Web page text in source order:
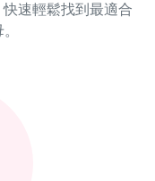
速輕鬆找到最適合